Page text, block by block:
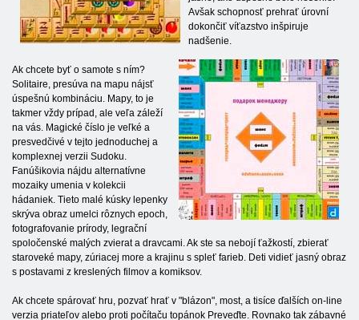
Avšak schopnosť prehrať úrovní
dokončiť víťazstvo inšpiruje
nadšenie.
Ak chcete byť o samote s ním?
Solitaire, presúva na mapu nájsť
úspešnú kombináciu. Mapy, to je
takmer vždy prípad, ale veľa záleží
na vás. Magické číslo je veľké a
presvedčivé v tejto jednoduchej a
komplexnej verzii Sudoku.
Fanúšikovia nájdu alternatívne
mozaiky umenia v kolekcii
hádaniek. Tieto malé kúsky lepenky
skrýva obraz umelci rôznych epoch,
fotografovanie prírody, legrační
spoločenské malých zvierat a dravcami. Ak ste sa nebojí ťažkostí, zbierať
staroveké mapy, zúriacej more a krajinu s spleť farieb. Deti vidieť jasný obraz
s postavami z kreslených filmov a komiksov.
Ak chcete spárovať hru, pozvať hrať v "blázon", most, a tisíce ďalších on-line
verzia priateľov alebo proti počítaču topánok Preveďte. Rovnako tak zábavné